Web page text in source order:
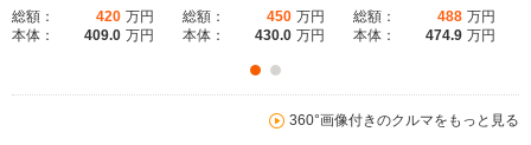
ホイールベース
-m
ホイールベース
-m
ホイー
総額： 420 万円
本体：
409.0 万円
総額： 450 万円
本体：
430.0 万円
総額： 488 万円
本体：
474.9 万円
360°画像付きのクルマをもっと見る